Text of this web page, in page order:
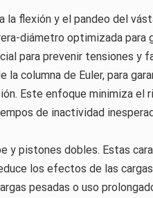
la flexión y el pandeo del
diámetro optimizada
para prevenir tensiones y
la columna de Euler, para
Este enfoque minimiza el
de inactividad
y pistones dobles. Estas
los efectos de las
pesadas o uso